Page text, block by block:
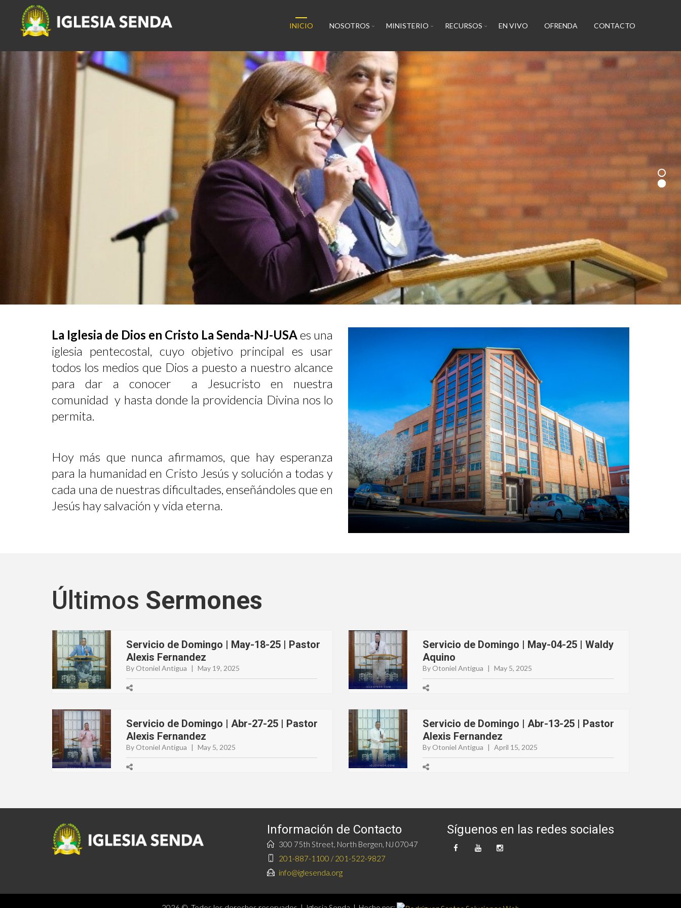
INICIO NOSOTROS MINISTERIO RECURSOS EN VIVO OFRENDA CONTACTO
La Iglesia de Dios en Cristo La Senda-NJ-USAes una
iglesia pentecostal, cuyo objetivo principal es usar
todos los medios que Dios a puesto a nuestro alcance
para dar a conocer a Jesucristo en nuestra
comunidad y hasta donde la providencia Divina nos lo
permita.
Hoy más que nunca afirmamos, que hay esperanza
para la humanidad en Cristo Jesús y solución a todas y
cada una de nuestras dificultades, enseñándoles que en
Jesús hay salvación y vida eterna.
Últimos Sermones
Servicio de Domingo | May-18-25 | Pastor
Alexis Fernandez
By Otoniel Antigua | May 19, 2025
Servicio de Domingo | May-04-25 | Waldy
Aquino
By Otoniel Antigua | May 5, 2025
Servicio de Domingo | Abr-27-25 | Pastor
Alexis Fernandez
By Otoniel Antigua | May 5, 2025
Servicio de Domingo | Abr-13-25 | Pastor
Alexis Fernandez
By Otoniel Antigua | April 15, 2025
Información de Contacto
300 75th Street, North Bergen, NJ 07047
201-887-1100 / 201-522-9827
info@iglesenda.org
Síguenos en las redes sociales